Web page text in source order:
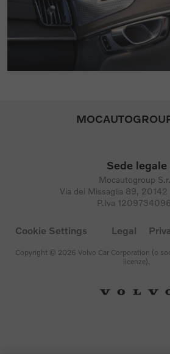
Sede legale
Mocautogroup
Via dei Missaglia 89, 20142
P.Iva
Cookie Settings Legal
Copyright © 2026 Volvo Car Corporation (o
licenze).